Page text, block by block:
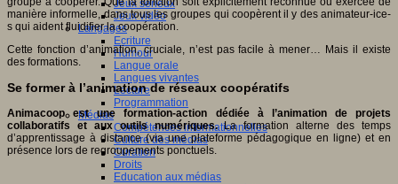
Jeux sérieux
Jeux vidéo
Langages
Ecriture
Humour
Langue orale
Langues vivantes
Lecture
Programmation
Médias
Compétences informationnelles
Culture des médias
Curation
Droits
Education aux médias
manière informelle, dans tous les groupes qui coopèrent il y des animateur-ice-
s qui aident fluidifier la coopération.
Cette fonction d’animation, cruciale, n’est pas facile à mener… Mais il existe
des formations.
Se former à l’animation de réseaux coopératifs
Animacoop est une formation-action dédiée à l’animation de projets
collaboratifs et aux outils numériques.La formation alterne des temps
d’apprentissage à distance (via une plateforme pédagogique en ligne) et en
présence lors de regroupements ponctuels.